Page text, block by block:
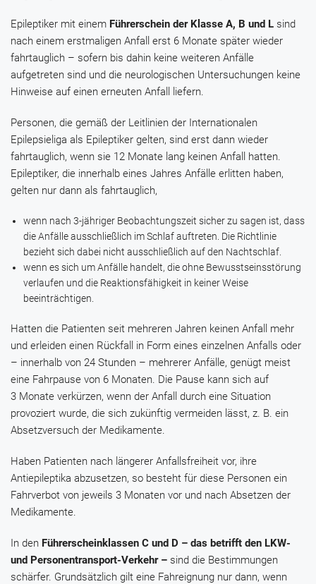
Epileptiker mit einem Führerschein der Klasse A, B und L sind
nach einem erstmaligen Anfall erst 6 Monate später wieder
fahrtauglich – sofern bis dahin keine weiteren Anfälle
aufgetreten sind und die neurologischen Untersuchungen keine
Hinweise auf einen erneuten Anfall liefern.
Personen, die gemäß der Leitlinien der Internationalen
Epilepsieliga als Epileptiker gelten, sind erst dann wieder
fahrtauglich, wenn sie 12 Monate lang keinen Anfall hatten.
Epileptiker, die innerhalb eines Jahres Anfälle erlitten haben,
gelten nur dann als fahrtauglich,
wenn nach 3-jähriger Beobachtungszeit sicher zu sagen ist, dass
die Anfälle ausschließlich im Schlaf auftreten. Die Richtlinie
bezieht sich dabei nicht ausschließlich auf den Nachtschlaf.
wenn es sich um Anfälle handelt, die ohne Bewusstseinsstörung
verlaufen und die Reaktionsfähigkeit in keiner Weise
beeinträchtigen.
Hatten die Patienten seit mehreren Jahren keinen Anfall mehr
und erleiden einen Rückfall in Form eines einzelnen Anfalls oder
– innerhalb von 24 Stunden – mehrerer Anfälle, genügt meist
eine Fahrpause von 6 Monaten. Die Pause kann sich auf
3 Monate verkürzen, wenn der Anfall durch eine Situation
provoziert wurde, die sich zukünftig vermeiden lässt, z. B. ein
Absetzversuch der Medikamente.
Haben Patienten nach längerer Anfallsfreiheit vor, ihre
Antiepileptika abzusetzen, so besteht für diese Personen ein
Fahrverbot von jeweils 3 Monaten vor und nach Absetzen der
Medikamente.
In den Führerscheinklassen C und D – das betrifft den LKW-
und Personentransport-Verkehr – sind die Bestimmungen
schärfer. Grundsätzlich gilt eine Fahreignung nur dann, wenn